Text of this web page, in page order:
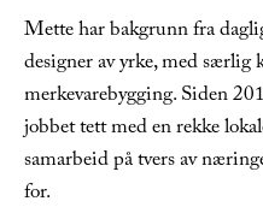
Mette har bakgrunn fra
designer av yrke, med særlig
merkevarebygging. Siden
jobbet tett med en rekke
samarbeid på tvers av
for.